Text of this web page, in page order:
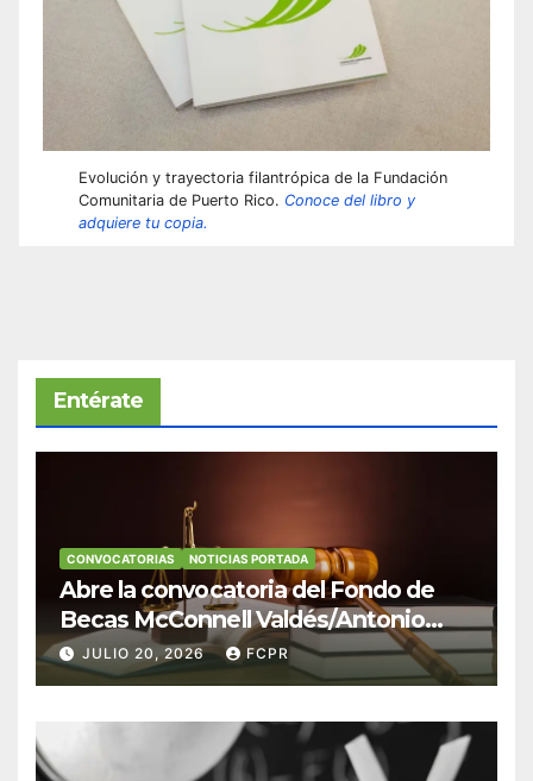
Evolución y trayectoria filantrópica de la Fundación
Comunitaria de Puerto Rico. Conoce del libro y
adquiere tu copia.
Entérate
CONVOCATORIAS NOTICIAS PORTADA
Abre la convocatoria del Fondo de
Becas McConnell Valdés/Antonio
Escudero Viera para estudiantes de
Derecho en Puerto Rico
JULIO 20, 2026 FCPR